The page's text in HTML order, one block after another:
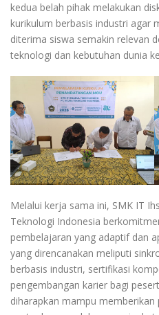
kedua belah pihak melakukan
kurikulum berbasis industri agar
diterima siswa semakin relevan
teknologi dan kebutuhan dunia
Melalui kerja sama ini, SMK IT
Teknologi Indonesia
pembelajaran yang adaptif dan
yang direncanakan meliputi
berbasis industri, sertifikasi
pengembangan karier bagi
diharapkan mampu